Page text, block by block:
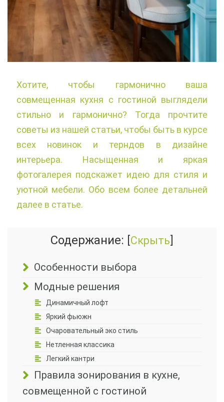
Хотите, чтобы гармонично ваша
совмещенная кухня с гостиной выглядели
стильно и гармонично? Тогда прочтите
советы из нашей статьи, чтобы быть в курсе
всех новинок и терндов в дизайне
интерьера. Насыщенная и яркая
фотогалерея подскажет идею для стиля и
уютной мебели. Обо всем более детальней
далее в статье.
Содержание: Скрыть
Особенности выбора
Модные решения
Динамичный лофт
Яркий фьюжн
Очаровательный эко стиль
Нетленная классика
Легкий кантри
Правила зонирования в кухне,
совмещенной с гостиной